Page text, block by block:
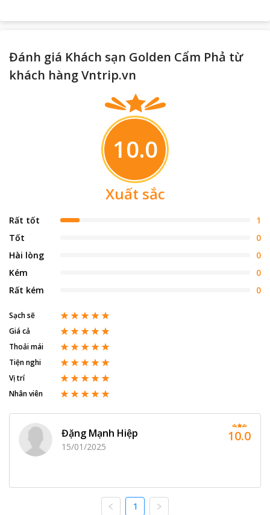
Đánh giá Khách sạn Golden Cẩm Phả từ
khách hàng Vntrip.vn
10.0
Xuất sắc
Rất tốt
1
Tốt
0
Hài lòng
0
Kém
0
Rất kém
0
Sạch sẽ
Giá cả
Thoải mái
Tiện nghi
Vị trí
Nhân viên
Đặng Mạnh Hiệp
15/01/2025
10.0
1